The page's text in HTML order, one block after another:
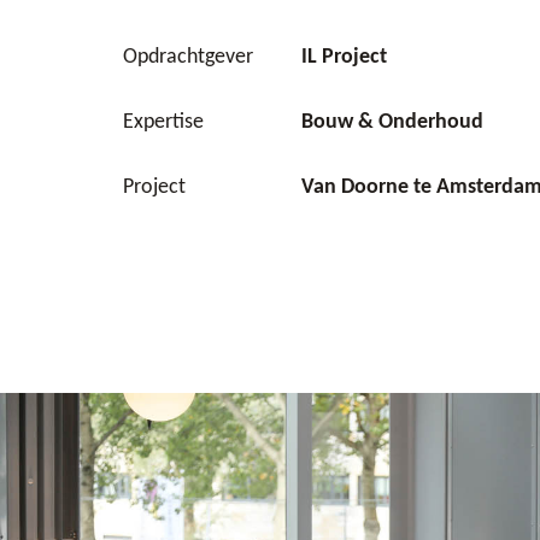
Opdrachtgever IL Project
Expertise Bouw & Onderhoud
Project Van Doorne te